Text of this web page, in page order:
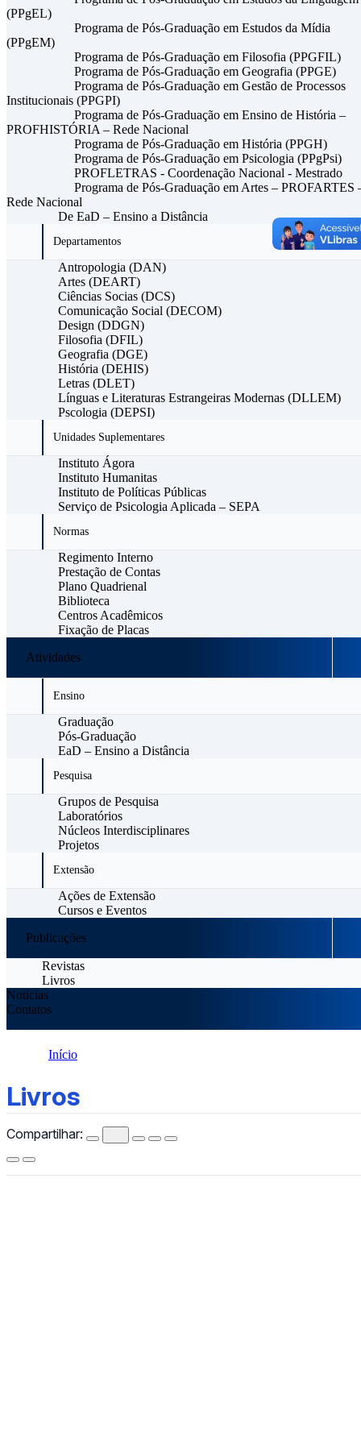
(PPgEL)
Programa de Pós-Graduação em Estudos da Mídia
(PPgEM)
Programa de Pós-Graduação em Filosofia (PPGFIL)
Programa de Pós-Graduação em Geografia (PPGE)
Programa de Pós-Graduação em Gestão de Processos
Institucionais (PPGPI)
Programa de Pós-Graduação em Ensino de História –
PROFHISTÓRIA – Rede Nacional
Programa de Pós-Graduação em História (PPGH)
Programa de Pós-Graduação em Psicologia (PPgPsi)
PROFLETRAS - Coordenação Nacional - Mestrado
Programa de Pós-Graduação em Artes – PROFARTES
Rede Nacional
De EaD – Ensino a Distância
Departamentos
Antropologia (DAN)
Artes (DEART)
Ciências Socias (DCS)
Comunicação Social (DECOM)
Design (DDGN)
Filosofia (DFIL)
Geografia (DGE)
História (DEHIS)
Letras (DLET)
Línguas e Literaturas Estrangeiras Modernas (DLLEM)
Pscologia (DEPSI)
Unidades Suplementares
Instituto Ágora
Instituto Humanitas
Instituto de Políticas Públicas
Serviço de Psicologia Aplicada – SEPA
Normas
Regimento Interno
Prestação de Contas
Plano Quadrienal
Biblioteca
Centros Acadêmicos
Fixação de Placas
Atividades
Ensino
Graduação
Pós-Graduação
EaD – Ensino a Distância
Pesquisa
Grupos de Pesquisa
Laboratórios
Núcleos Interdisciplinares
Projetos
Extensão
Ações de Extensão
Cursos e Eventos
Publicações
Revistas
Livros
Notícias
Contatos
Início
Livros
Compartilhar: